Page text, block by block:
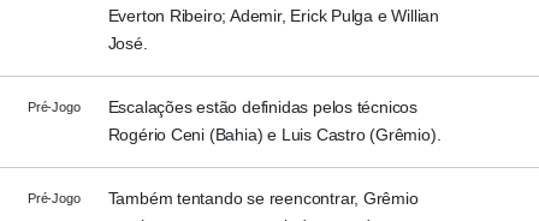
Everton Ribeiro; Ademir, Erick Pulga e Willian
José.
Pré-Jogo
Escalações estão definidas pelos técnicos
Rogério Ceni (Bahia) e Luis Castro (Grêmio).
Pré-Jogo
Também tentando se reencontrar, Grêmio